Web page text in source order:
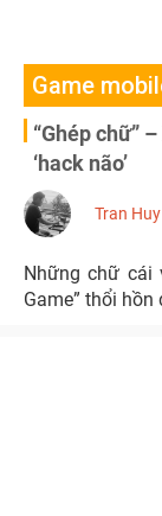
Game
“Ghép chữ”
‘hack não’
Tran Huy
Những chữ cái
Game” thổi